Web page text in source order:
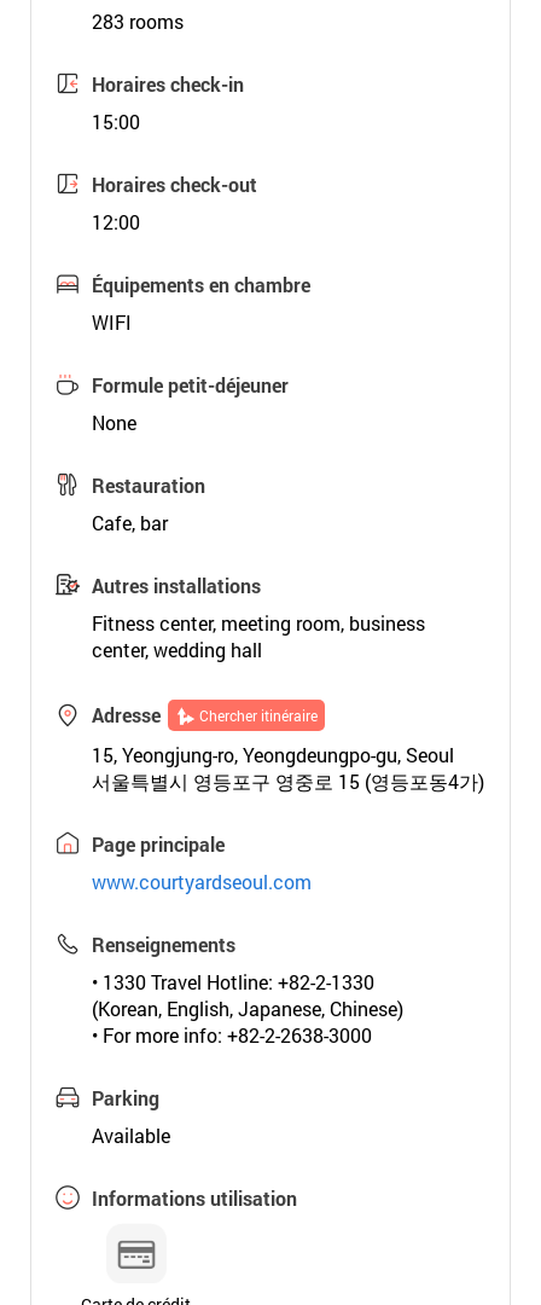
283 rooms
Horaires check-in
15:00
Horaires check-out
12:00
Équipements en chambre
WIFI
Formule petit-déjeuner
None
Restauration
Cafe, bar
Autres installations
Fitness center, meeting room, business
center, wedding hall
Adresse Chercher itinéraire
15, Yeongjung-ro, Yeongdeungpo-gu, Seoul
서울특별시 영등포구 영중로 15 (영등포동4가)
Page principale
www.courtyardseoul.com
Renseignements
• 1330 Travel Hotline: +82-2-1330
(Korean, English, Japanese, Chinese)
• For more info: +82-2-2638-3000
Parking
Available
Informations utilisation